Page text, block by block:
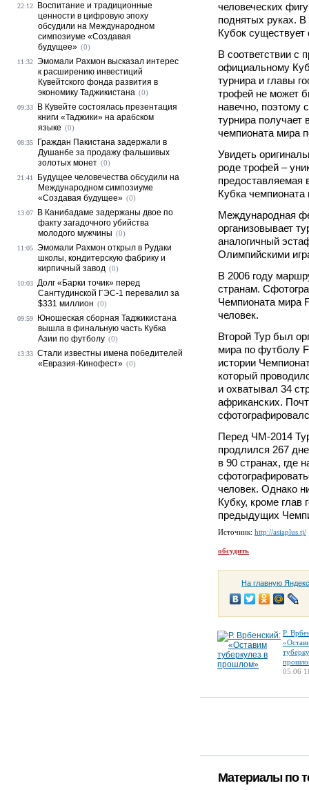
человеческих
поднятых руках.
Кубок существует
В соответствии с
официальному
турнира и главы
трофей не может
навечно, поэтому
турнира получает
чемпионата мира
Увидеть
роде трофей –
Кубка
Международная
организовывает
аналогичный
Олимпийскими
В 2006 году
странам.
Чемпионата мира
человек.
Второй Тур был
мира по футболу
истории
который
и охватывал 34
африканских.
Перед ЧМ-2014
продлился 267
в 90 странах, где
человек. Однако
Кубку, кроме глав
предыдущих
Источник: http://asiaplus.tj/
обсудить
На главную
Р.
05.06
Материалы по
22:12
Воспитание и традиционные
ценности в цифровую эпоху
обсудили на Международном
симпозиуме «Создавая
будущее» (0)
11:32 Эмомали Рахмон высказал интерес
к расширению инвестиций
Кувейтского фонда развития в
экономику Таджикистана (0)
09:33
В Кувейте состоялась презентация
книги «Таджики» на арабском
языке (0)
08:35
Граждан Пакистана задержали в
Душанбе за продажу фальшивых
золотых монет (0)
21:41
Будущее человечества обсудили на
Международном симпозиуме
«Создавая будущее» (0)
13:07
В Канибадаме задержаны двое по
факту загадочного убийства
молодого мужчины (0)
11:05 Эмомали Рахмон открыл в Рудаки
школы, кондитерскую фабрику и
кирпичный завод (0)
10:03 Долг «Барки точик» перед
Сангтудинской ГЭС-1 перевалил за
$331 миллион (0)
09:59
Юношеская сборная Таджикистана
вышла в финальную часть Кубка
Азии по футболу (0)
13:33 Стали известны имена победителей
«Евразия-Кинофест» (0)